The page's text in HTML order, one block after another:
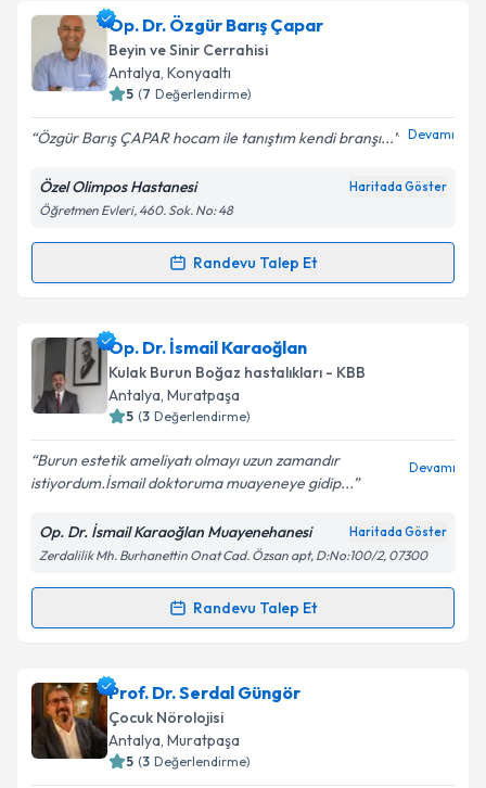
takvim hazırlandığında e-posta ile bilgilendireceğiz.
E-posta Adresiniz
Metni'ni okudum ve kişisel verilerimin belirtilen
kapsamda işlenmesini kabul ediyorum.
Takvim Talebini Gönder
Op. Dr. Özgür Barış Çapar
Beyin ve Sinir Cerrahisi
Antalya, Konyaaltı
5 (7 Değerlendirme)
Özgür Barış ÇAPAR hocam ile tanıştım kendi branşı... Devamı
Özel Olimpos Hastanesi Haritada Göster
Öğretmen Evleri, 460. Sok. No: 48
Randevu Talep Et
Randevu Takvimi Talebi
Op. Dr. Özgür Barış Çapariçin randevu takvimi
talebi oluşturun. Size bu uzmandan randevu almanız
için bir takvim hazırlandığında e-posta ile
bilgilendireceğiz.
E-posta Adresiniz
Kişisel verilerimin işlenmesine ilişkinAydınlatma
Metni'ni okudum ve kişisel verilerimin belirtilen
kapsamda işlenmesini kabul ediyorum.
Op. Dr. İsmail Karaoğlan
Kulak Burun Boğaz hastalıkları - KBB
Antalya, Muratpaşa
5 (3 Değerlendirme)
Burun estetik ameliyatı olmayı uzun zamandır
istiyordum.İsmail doktoruma muayeneye gidip...
Devamı
Op. Dr. İsmail Karaoğlan Muayenehanesi Haritada Göster
Zerdalilik Mh. Burhanettin Onat Cad. Özsan apt, D:No:100/2, 07300
Randevu Talep Et
Randevu Takvimi Talebi
Op. Dr. İsmail Karaoğlaniçin randevu takvimi talebi
oluşturun. Size bu uzmandan randevu almanız için bir
takvim hazırlandığında e-posta ile bilgilendireceğiz.
Prof. Dr. Serdal Güngör
Çocuk Nörolojisi
Antalya, Muratpaşa
5 (3 Değerlendirme)